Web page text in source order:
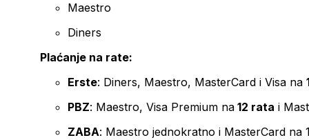
Maestro
Diners
Plaćanje na rate:
Erste: Diners, Maestro, MasterCard i Visa na
PBZ: Maestro, Visa Premium na 12 rata i
ZABA: Maestro jednokratno i MasterCard na